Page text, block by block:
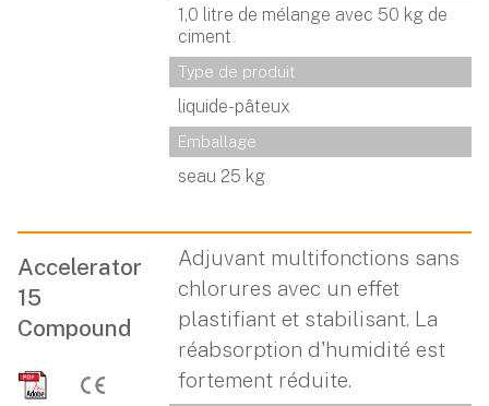
1,0 litre de mélange avec 50 kg de
ciment
Type de produit
liquide-pâteux
Emballage
seau 25 kg
Accelerator
15
Compound
Adjuvant multifonctions sans
chlorures avec un effet
plastifiant et stabilisant. La
réabsorption d'humidité est
fortement réduite.